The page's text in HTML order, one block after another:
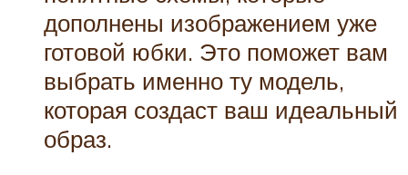
дополнены изображением уже
готовой юбки. Это поможет вам
выбрать именно ту модель,
которая создаст ваш идеальный
образ.